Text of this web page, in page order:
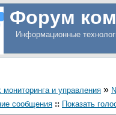
Форум
Информационные
и управления »
сообщения :: Показать